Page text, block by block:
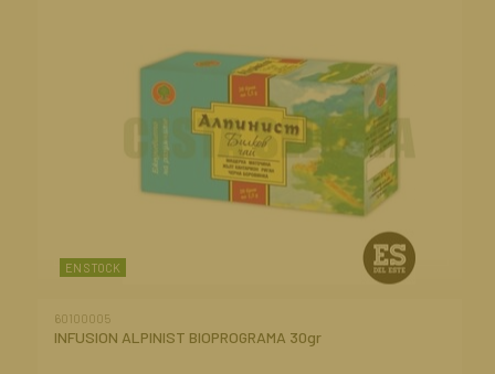
EN STOCK
60100005
INFUSION ALPINIST BIOPROGRAMA 30gr